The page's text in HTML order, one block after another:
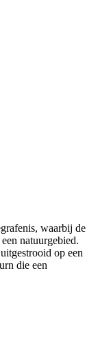
waarbij de
natuurgebied.
op een
die een